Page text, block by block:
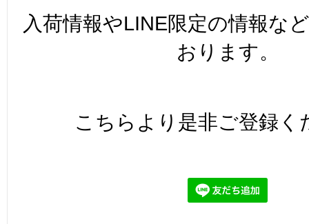
入荷情報やLINE限定の情報な
おります。
こちらより是非ご登録く